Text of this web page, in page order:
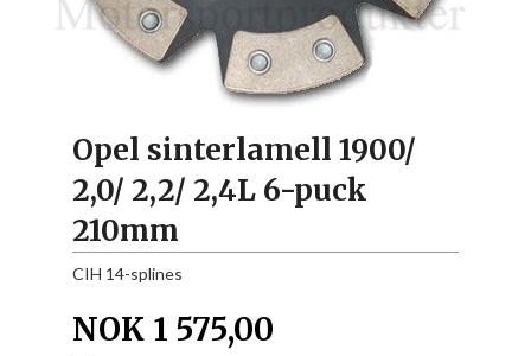
Opel sinterlamell 1900/
2,0/ 2,2/ 2,4L 6-puck
210mm
CIH 14-splines
NOK 1 575,00